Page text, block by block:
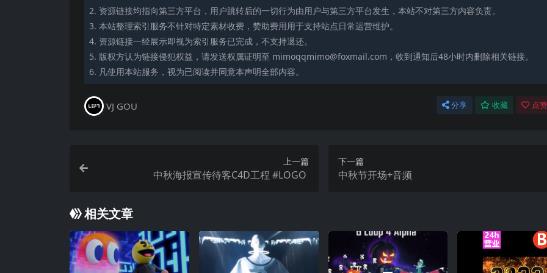
2. 资源链接均指向第三方平台，用户跳转后的一切行为由用户与第三方平台发生，本站不对第三方内容负责。
3. 本站整理索引服务不针对特定素材收费，赞助费用用于支持站点日常运营维护。
4. 资源链接一经展示即视为索引服务已完成，不支持退还。
5. 版权方认为链接侵犯权益，请发送权属证明至 mimoqqmimo@foxmail.com，收到通知后48小时内删除相关链接。
6. 凡使用本站服务，视为已阅读并同意本声明全部内容。
VJ GOU 分享 收藏 点
上一篇
中秋海报宣传待客C4D工程 #LOGO
下一篇
中秋节开场+音频
相关文章